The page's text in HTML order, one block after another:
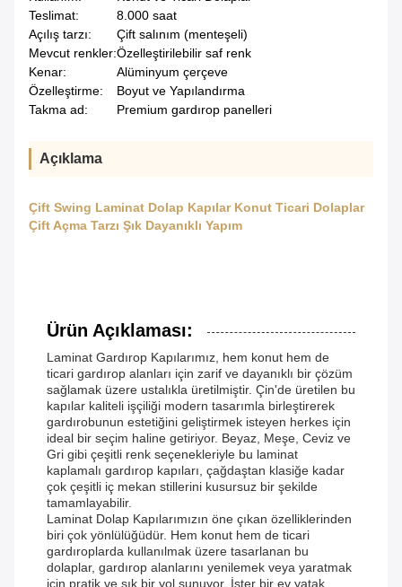
Teslimat:
8.000 saat
Açılış tarzı:
Çift salınım (menteşeli)
Mevcut renkler:Özelleştirilebilir saf renk
Kenar:
Alüminyum çerçeve
Özelleştirme:
Boyut ve Yapılandırma
Takma ad:
Premium gardırop panelleri
Açıklama
Çift Swing Laminat Dolap Kapılar Konut Ticari Dolaplar
Çift Açma Tarzı Şık Dayanıklı Yapım
Ürün Açıklaması:
Laminat Gardırop Kapılarımız, hem konut hem de
ticari gardırop alanları için zarif ve dayanıklı bir çözüm
sağlamak üzere ustalıkla üretilmiştir. Çin'de üretilen bu
kapılar kaliteli işçiliği modern tasarımla birleştirerek
gardırobunun estetiğini geliştirmek isteyen herkes için
ideal bir seçim haline getiriyor. Beyaz, Meşe, Ceviz ve
Gri gibi çeşitli renk seçenekleriyle bu laminat
kaplamalı gardırop kapıları, çağdaştan klasiğe kadar
çok çeşitli iç mekan stillerini kusursuz bir şekilde
tamamlayabilir.
Laminat Dolap Kapılarımızın öne çıkan özelliklerinden
biri çok yönlülüğüdür. Hem konut hem de ticari
gardıroplarda kullanılmak üzere tasarlanan bu
dolaplar, gardırop alanlarını yenilemek veya yaratmak
için pratik ve şık bir yol sunuyor. İster bir ev yatak